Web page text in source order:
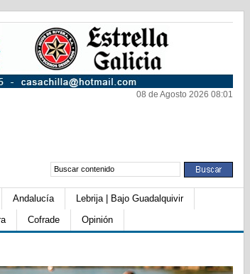
08 de Agosto 2026 08:01
Andalucía
Lebrija | Bajo Guadalquivir
Cofrade Opinión